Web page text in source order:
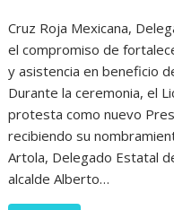
Cruz Roja Mexicana,
el compromiso de
y asistencia en beneficio
Durante la ceremonia, el
protesta como nuevo
recibiendo su
Artola, Delegado Estatal
alcalde Alberto…